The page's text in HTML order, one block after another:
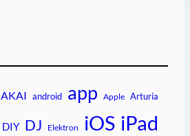
AKAI android app Apple Arturia
DIY DJ Elektron iOS iPad